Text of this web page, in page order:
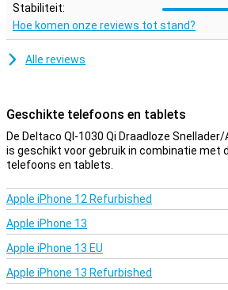
Stabiliteit:
Hoe komen onze reviews tot stand?
Alle reviews
Geschikte telefoons en tablets
De Deltaco QI-1030 Qi Draadloze
is geschikt voor gebruik in combinatie met
telefoons en tablets.
Apple iPhone 12 Refurbished
Apple iPhone 13
Apple iPhone 13 EU
Apple iPhone 13 Refurbished